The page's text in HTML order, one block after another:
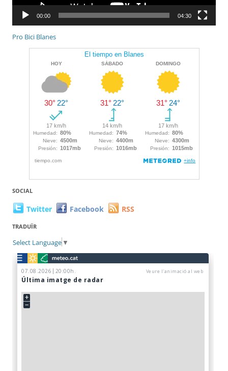
00:00 04:30
Pro Bici Blanes
SOCIAL
Twitter Facebook RSS
TRADUÏR
Select Language ▼